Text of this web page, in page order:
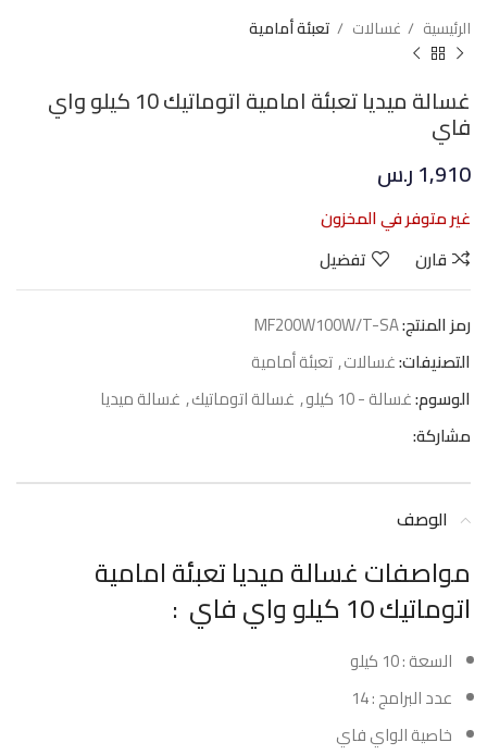
الرئيسية غسالات تعبئة أمامية
غسالة ميديا تعبئة امامية اتوماتيك 10 كيلو واي
فاي
1,910ر.س
غير متوفر في المخزون
قارن
تفضيل
رمز المنتج:MF200W100W/T-SA
التصنيفات:غسالات,تعبئة أمامية
الوسوم:غسالة - 10 كيلو , غسالة اتوماتيك, غسالة ميديا
مشاركة:
الوصف
مواصفات غسالة ميديا تعبئة امامية
اتوماتيك 10 كيلو واي فاي :
السعة : 10 كيلو
عدد البرامج : 14
خاصية الواي فاي